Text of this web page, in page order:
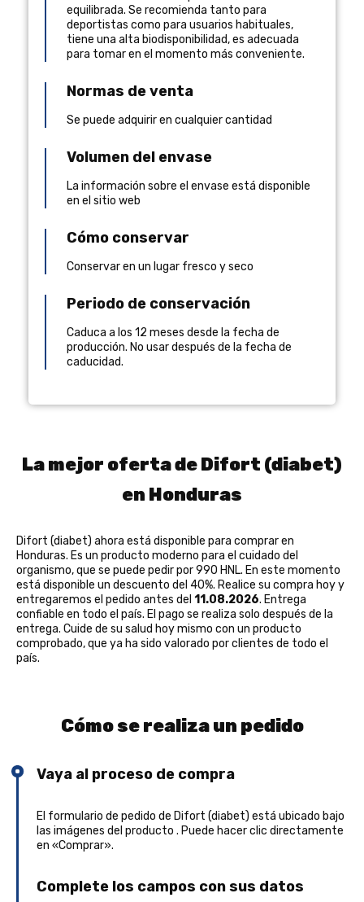
equilibrada. Se recomienda tanto para
deportistas como para usuarios habituales,
tiene una alta biodisponibilidad, es adecuada
para tomar en el momento más conveniente.
Normas de venta
Se puede adquirir en cualquier cantidad
Volumen del envase
La información sobre el envase está disponible
en el sitio web
Cómo conservar
Conservar en un lugar fresco y seco
Periodo de conservación
Caduca a los 12 meses desde la fecha de
producción. No usar después de la fecha de
caducidad.
La mejor oferta de Difort (diabet)
en Honduras
Difort (diabet) ahora está disponible para comprar en
Honduras. Es un producto moderno para el cuidado del
organismo, que se puede pedir por 990 HNL. En este momento
está disponible un descuento del 40%. Realice su compra hoy y
entregaremos el pedido antes del 11.08.2026. Entrega
confiable en todo el país. El pago se realiza solo después de la
entrega. Cuide de su salud hoy mismo con un producto
comprobado, que ya ha sido valorado por clientes de todo el
país.
Cómo se realiza un pedido
Vaya al proceso de compra
El formulario de pedido de Difort (diabet) está ubicado bajo
las imágenes del producto . Puede hacer clic directamente
en «Comprar».
Complete los campos con sus datos